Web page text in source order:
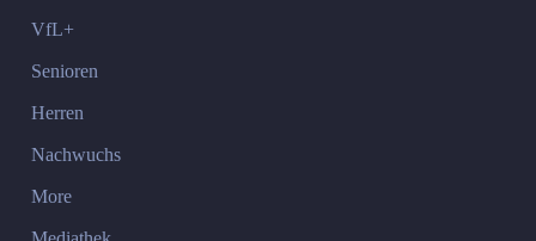
VfL+
Senioren
Herren
Nachwuchs
More